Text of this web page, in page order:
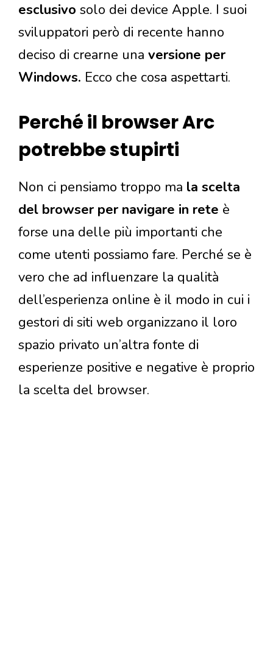
esclusivo solo dei device Apple. I suoi
sviluppatori però di recente hanno
deciso di crearne una versione per
Windows. Ecco che cosa aspettarti.
Perché il browser Arc
potrebbe stupirti
Non ci pensiamo troppo ma la scelta
del browser per navigare in rete è
forse una delle più importanti che
come utenti possiamo fare. Perché se è
vero che ad influenzare la qualità
dell’esperienza online è il modo in cui i
gestori di siti web organizzano il loro
spazio privato un’altra fonte di
esperienze positive e negative è proprio
la scelta del browser.